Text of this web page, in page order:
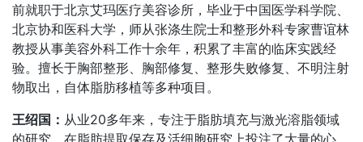
前就职于北京艾玛医疗美容诊所，毕业于中国医学科学院、
北京协和医科大学，师从张涤生院士和整形外科专家曹谊林
教授从事美容外科工作十余年，积累了丰富的临床实践经
验。擅长于胸部整形、胸部修复、整形失败修复、不明注射
物取出，自体脂肪移植等多种项目。
王绍国： 从业20多年来，专注于脂肪填充与激光溶脂领域
的研究，在脂肪提取保存及活细胞研究上投注了大量的心